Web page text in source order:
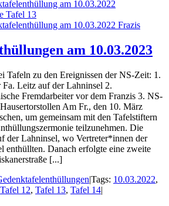
am 10.03.2023
Tafeln zu den Ereignissen der NS-Zeit: 1.
Fa. Leitz auf der Lahninsel 2.
Fremdarbeiter vor dem Franzis 3. NS-
Am Fr., den 10. März
um gemeinsam mit den Tafelstiftern
teilzunehmen. Die
der Lahninsel, wo Vertreter*innen der
enthüllten. Danach erfolgte eine zweite
[...]
|Tags: 10.03.2022,
Tafel 12, Tafel 13, Tafel 14|